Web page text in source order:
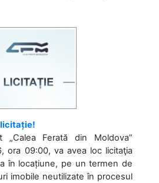
„Calea Ferată din Moldova”
ora 09:00, va avea loc licitaţia
în locațiune, pe un termen de
imobile neutilizate în procesul